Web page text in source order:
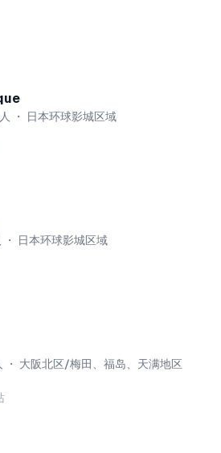
・
日本环球影城区域
・
日本环球影城区域
・ 大阪北区/梅田、福岛、天满地区